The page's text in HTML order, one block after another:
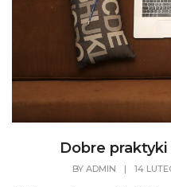
Dobre
BY ADMIN | 14